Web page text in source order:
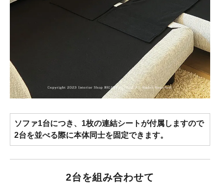
ソファ1台につき、1枚の連結シートが付属しますので
2台を並べる際に本体同士を固定できます。
2台を組み合わせて